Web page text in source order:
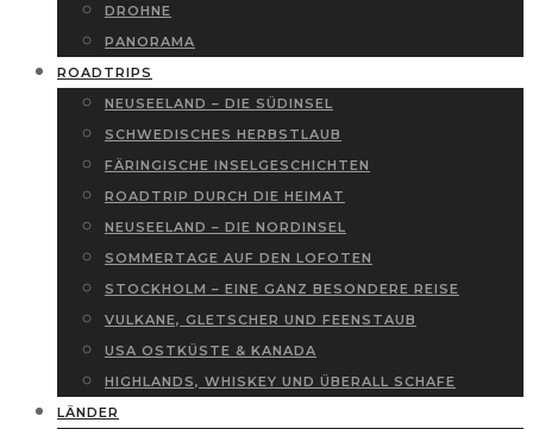
DROHNE
PANORAMA
ROADTRIPS
NEUSEELAND – DIE SÜDINSEL
SCHWEDISCHES HERBSTLAUB
FÄRINGISCHE INSELGESCHICHTEN
ROADTRIP DURCH DIE HEIMAT
NEUSEELAND – DIE NORDINSEL
SOMMERTAGE AUF DEN LOFOTEN
STOCKHOLM – EINE GANZ BESONDERE REISE
VULKANE, GLETSCHER UND FEENSTAUB
USA OSTKÜSTE & KANADA
HIGHLANDS, WHISKEY UND ÜBERALL SCHAFE
LÄNDER